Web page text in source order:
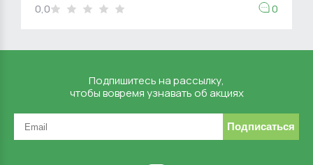
0,0
0
Подпишитесь на рассылку,
чтобы вовремя узнавать об акциях
Подписаться